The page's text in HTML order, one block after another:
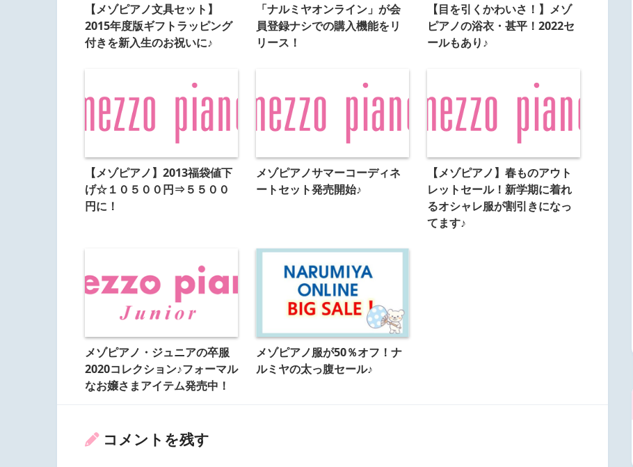
【メゾピアノ文具セット】
2015年度版ギフトラッピング
付きを新入生のお祝いに♪
「ナルミヤオンライン」が会
員登録ナシでの購入機能をリ
リース！
【目を引くかわいさ！】メゾ
ピアノの浴衣・甚平！2022セ
ールもあり♪
【メゾピアノ】2013福袋値下
げ☆１０５００円⇒５５００
円に！
メゾピアノサマーコーディネ
ートセット発売開始♪
【メゾピアノ】春ものアウト
レットセール！新学期に着れ
るオシャレ服が割引きになっ
てます♪
メゾピアノ・ジュニアの卒服
2020コレクション♪フォーマル
なお嬢さまアイテム発売中！
メゾピアノ服が50％オフ！ナ
ルミヤの太っ腹セール♪
コメントを残す